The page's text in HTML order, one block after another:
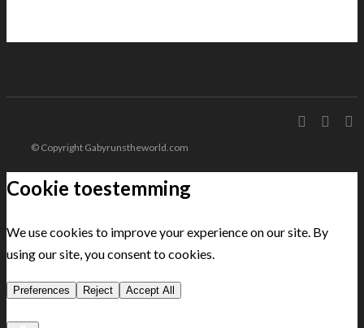
© Copyright Gabyrunstheworld.com